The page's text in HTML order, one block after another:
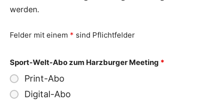
werden.
Felder mit einem * sind Pflichtfelder
Sport-Welt-Abo zum Harzburger Meeting *
Print-Abo
Digital-Abo